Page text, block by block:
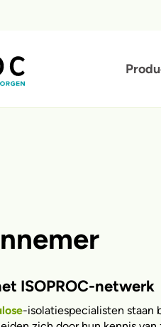
ISOPROC-netwerk
-isolatiespecialisten staan